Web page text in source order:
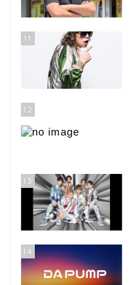
11
12
13
14